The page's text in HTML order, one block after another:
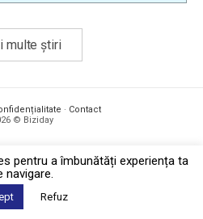
multe știri
· Contact
© Biziday
pentru a îmbunătăți experiența ta
navigare.
Refuz